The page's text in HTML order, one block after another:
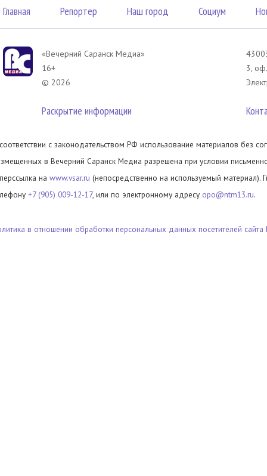
Главная Репортер Наш город Социум
«Вечерний Саранск Mедиа»
16+
© 2026
Раскрытие информации
3,
с законодательством РФ использование материалов без
в Вечерний Саранск Медиа разрешена при условии
на www.vsar.ru (непосредственно на используемый материал).
+7 (905) 009-12-17, или по электронному адресу opo@ntm13.ru.
в отношении обработки персональных данных посетителей